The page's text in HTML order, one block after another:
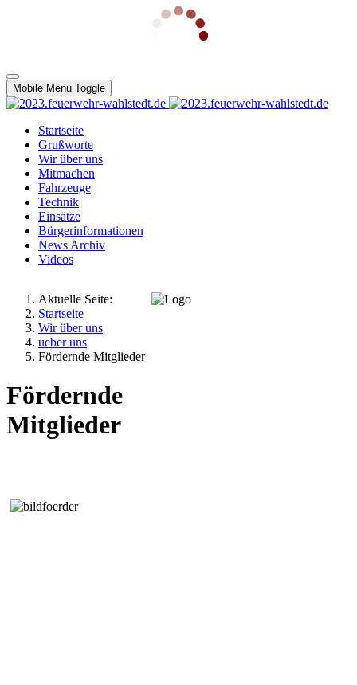
Mobile Menu Toggle
Startseite
Grußworte
Wir über uns
Mitmachen
Fahrzeuge
Technik
Einsätze
Bürgerinformationen
News Archiv
Videos
Aktuelle Seite:
Startseite
Wir über uns
ueber uns
Fördernde Mitglieder
Fördernde
Mitglieder